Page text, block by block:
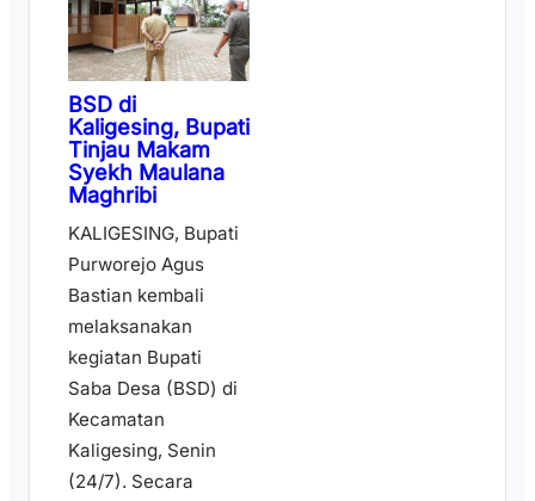
BSD di
Kaligesing, Bupati
Tinjau Makam
Syekh Maulana
Maghribi
KALIGESING, Bupati
Purworejo Agus
Bastian kembali
melaksanakan
kegiatan Bupati
Saba Desa (BSD) di
Kecamatan
Kaligesing, Senin
(24/7). Secara